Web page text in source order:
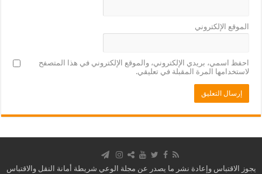
الموقع الإلكتروني
احفظ اسمي، بريدي الإلكتروني، والموقع الإلكتروني في هذا المتصفح
لاستخدامها المرة المقبلة في تعليقي.
يجوز الاقتباس وإعادة نشر ما يصدر عن مجلة الوعي شريطة أمانة النقل والاقتباس